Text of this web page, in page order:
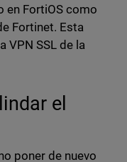
en FortiOS como
Fortinet. Esta
VPN SSL de la
el
poner de nuevo